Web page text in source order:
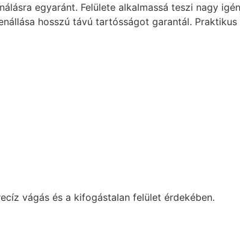
egyaránt. Felülete alkalmassá teszi nagy
hosszú távú tartósságot garantál.
vágás és a kifogástalan felület érdekében.